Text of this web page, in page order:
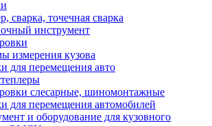
сварка, точечная сварка
инструмент
измерения кузова
для перемещения авто
слесарные, шиномонтажные
для перемещения автомобилей
и оборудование для кузовного